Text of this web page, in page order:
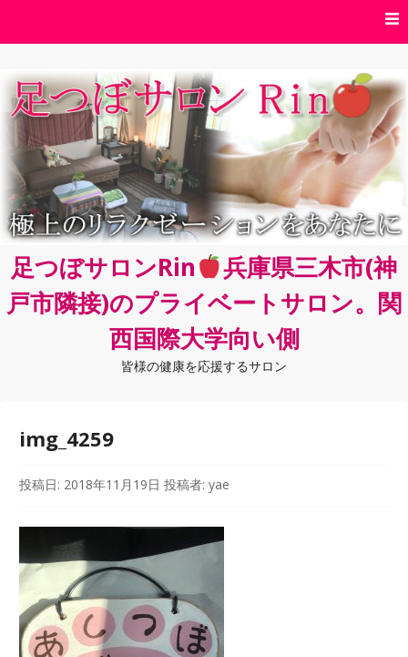
ン
ツ
へ
ス
キ
ッ
プ
足つぼサロンRin
兵庫県三木市(神
戸市隣接)のプライベートサロン。関
西国際大学向い側
皆様の健康を応援するサロン
img_4259
投稿日: 2018年11月19日 投稿者:yae